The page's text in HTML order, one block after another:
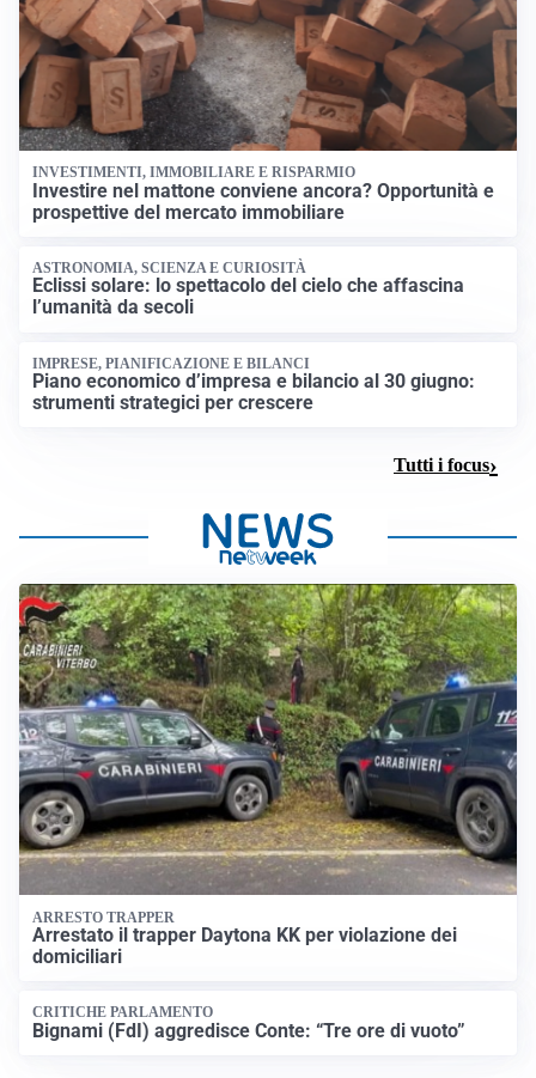
INVESTIMENTI, IMMOBILIARE E RISPARMIO
Investire nel mattone conviene ancora? Opportunità e
prospettive del mercato immobiliare
ASTRONOMIA, SCIENZA E CURIOSITÀ
Eclissi solare: lo spettacolo del cielo che affascina
l’umanità da secoli
IMPRESE, PIANIFICAZIONE E BILANCI
Piano economico d’impresa e bilancio al 30 giugno:
strumenti strategici per crescere
Tutti i focus
ARRESTO TRAPPER
Arrestato il trapper Daytona KK per violazione dei
domiciliari
CRITICHE PARLAMENTO
Bignami (FdI) aggredisce Conte: “Tre ore di vuoto”